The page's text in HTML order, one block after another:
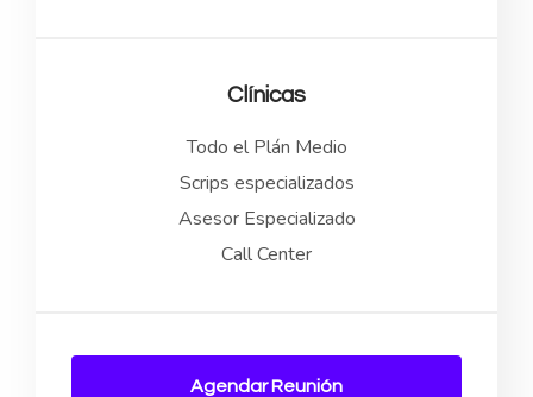
Clínicas
Todo el Plán Medio
Scrips especializados
Asesor Especializado
Call Center
Agendar Reunión